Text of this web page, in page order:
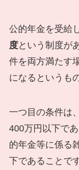
公的年金を受給
度という制度が
件を両方満たす
になるというも
一つ目の条件は
400万円以下で
的年金等に係る
下であることです